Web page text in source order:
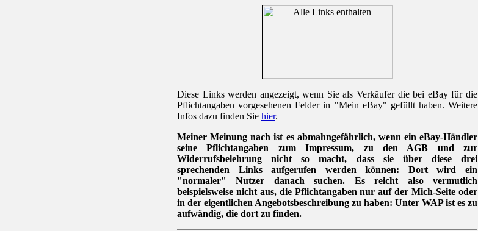
Diese Links werden angezeigt, wenn Sie als Verkäufer die bei eBay für die
Pflichtangaben vorgesehenen Felder in "Mein eBay" gefüllt haben. Weitere
Infos dazu finden Sie hier.
Meiner Meinung nach ist es abmahngefährlich, wenn ein eBay-Händler
seine Pflichtangaben zum Impressum, zu den AGB und zur
Widerrufsbelehrung nicht so macht, dass sie über diese drei
sprechenden Links aufgerufen werden können: Dort wird ein
"normaler" Nutzer danach suchen. Es reicht also vermutlich
beispielsweise nicht aus, die Pflichtangaben nur auf der Mich-Seite oder
in der eigentlichen Angebotsbeschreibung zu haben: Unter WAP ist es zu
aufwändig, die dort zu finden.